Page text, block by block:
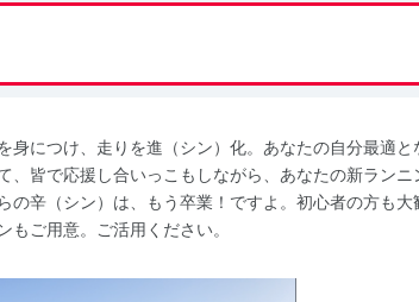
身につけ、走りを進（シン）化。あなたの自分最適と
、皆で応援し合いっこもしながら、あなたの新ランニ
辛（シン）は、もう卒業！ですよ。初心者の方も大
ご用意。ご活用ください。